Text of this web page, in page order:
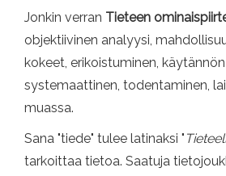
Jonkin verran Tieteen
objektiivinen analyysi,
kokeet, erikoistuminen,
systemaattinen, todentaminen,
muassa.
Sana "tiede" tulee latinaksi "
tarkoittaa tietoa. Saatuja